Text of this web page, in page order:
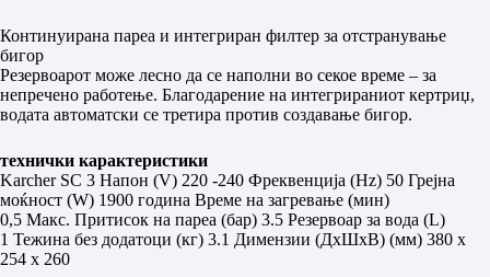
Континуирана пареа и интегриран филтер за отстранување
бигор
Резервоарот може лесно да се наполни во секое време – за
непречено работење. Благодарение на интегрираниот кертриџ,
водата автоматски се третира против создавање бигор.
технички карактеристики
Karcher SC 3 Напон (V) 220 -240 Фреквенција (Hz) 50 Грејна
моќност (W) 1900 година Време на загревање (мин)
0,5 Макс. Притисок на пареа (бар) 3.5 Резервоар за вода (L)
1 Тежина без додатоци (кг) 3.1 Димензии (ДxШxВ) (мм) 380 x
254 x 260